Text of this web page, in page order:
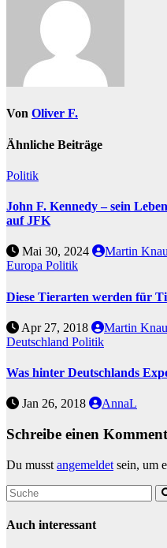
Von Oliver F.
Ähnliche Beiträge
Politik
John F. Kennedy – sein
auf JFK
Mai 30, 2024
Martin
Europa Politik
Diese Tierarten werden für
Apr 27, 2018
Martin
Deutschland Politik
Was hinter Deutschlands
Jan 26, 2018 AnnaL
Schreibe einen
Du musst angemeldet sein, um
Auch interessant